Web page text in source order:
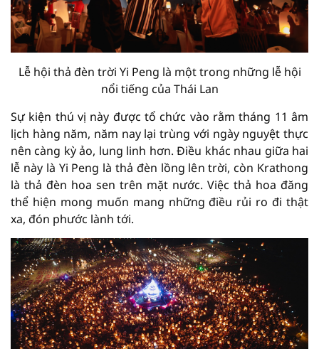
Lễ hội thả đèn trời Yi Peng là một trong những lễ hội
nổi tiếng của Thái Lan
Sự kiện thú vị này được tổ chức vào rằm tháng 11 âm
lịch hàng năm, năm nay lại trùng với ngày nguyệt thực
nên càng kỳ ảo, lung linh hơn. Điều khác nhau giữa hai
lễ này là Yi Peng là thả đèn lồng lên trời, còn Krathong
là thả đèn hoa sen trên mặt nước. Việc thả hoa đăng
thể hiện mong muốn mang những điều rủi ro đi thật
xa, đón phước lành tới.